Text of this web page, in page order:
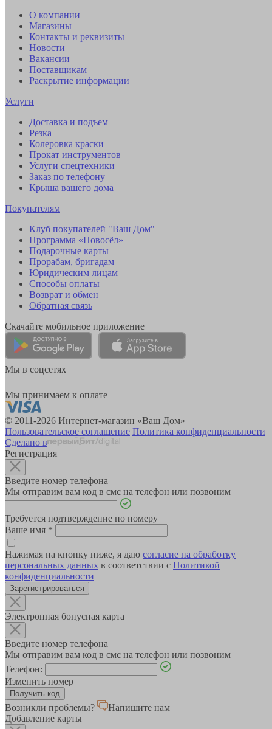
О компании
Магазины
Контакты и реквизиты
Новости
Вакансии
Поставщикам
Раскрытие информации
Услуги
Доставка и подъем
Резка
Колеровка краски
Прокат инструментов
Услуги спецтехники
Заказ по телефону
Крыша вашего дома
Покупателям
Клуб покупателей "Ваш Дом"
Программа «Новосёл»
Подарочные карты
Прорабам, бригадам
Юридическим лицам
Способы оплаты
Возврат и обмен
Обратная связь
Скачайте мобильное приложение
Мы в соцсетях
Мы принимаем к оплате
© 2011-2026 Интернет-магазин «Ваш Дом»
Пользовательское соглашение Политика конфиденциальности
Сделано в
Регистрация
Введите номер телефона
Мы отправим вам код в смс на телефон или позвоним
Требуется подтверждение по номеру
Ваше имя *
Нажимая на кнопку ниже, я даю согласие на обработку
персональных данных в соответствии с Политикой
конфиденциальности
Зарегистрироваться
Электронная бонусная карта
Введите номер телефона
Мы отправим вам код в смс на телефон или позвоним
Телефон:
Изменить номер
Возникли проблемы?
Напишите нам
Добавление карты